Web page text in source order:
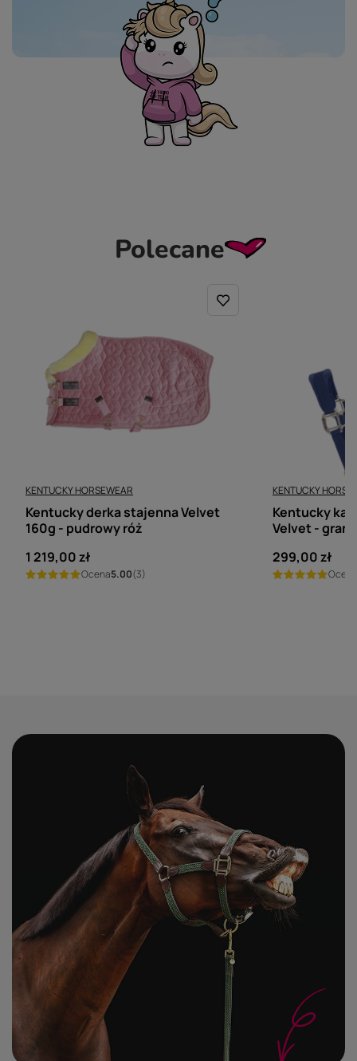
Polecane
KENTUCKY HORSEWEAR
Kentucky derka stajenna Velvet
160g - pudrowy róż
1 219,00 zł
Ocena5.00(3)
KENTUCKY
Kentucky
Velvet -
299,00 zł
Ocena